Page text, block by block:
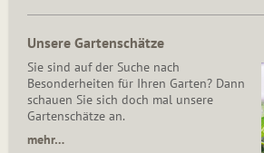
Unsere Gartenschätze
Sie sind auf der Suche nach
Besonderheiten für Ihren Garten? Dann
schauen Sie sich doch mal unsere
Gartenschätze an.
mehr…